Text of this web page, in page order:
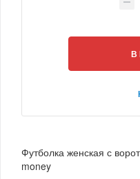
В
Футболка женская с
money